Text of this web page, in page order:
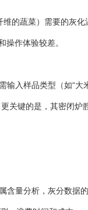
蔬菜）需要的灰
作体验较差。
入样品类型（如“
键的是，其密闭
量分析，灰分数